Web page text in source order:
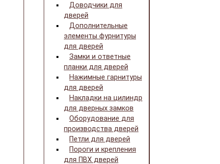
Доводчики для
дверей
Дополнительные
элементы фурнитуры
для дверей
Замки и ответные
планки для дверей
Нажимные гарнитуры
для дверей
Накладки на цилиндр
для дверных замков
Оборудование для
производства дверей
Петли для дверей
Пороги и крепления
для ПВХ дверей